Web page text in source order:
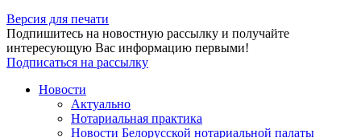
Версия для печати
Подпишитесь на новостную рассылку и получайте
интересующую Вас информацию первыми!
Подписаться на рассылку
Новости
Актуально
Нотариальная практика
Новости Белорусской нотариальной палаты